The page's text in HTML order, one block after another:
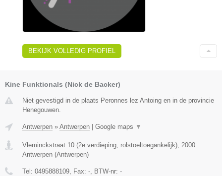
BEKIJK VOLLEDIG PROFIEL
Kine Funktionals (Nick de Backer)
Niet gevestigd in de plaats Peronnes lez Antoing en in de provincie
Henegouwen.
Antwerpen » Antwerpen Google maps ▼
Vleminckstraat 10 (2e verdieping, rolstoeltoegankelijk), 2000
Antwerpen (Antwerpen)
Tel: 0495888109, Fax: -, BTW-nr: -